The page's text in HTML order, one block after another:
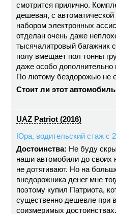
смотрится прилично.
дешевая, с
набором электронных
отделан очень даже
тысячалитровый багажник
полу вмещает пол тонны
даже особо
По лютому бездорожью не
Стоит ли этот
UAZ Patriot (2016)
Юра, водительский стаж с
Достоинства: Не буду
наши автомобили до своих
не дотягивают. Но на
внедорожника денег мне
поэтому купил Патриота,
существенно дешевле при
соизмеримых